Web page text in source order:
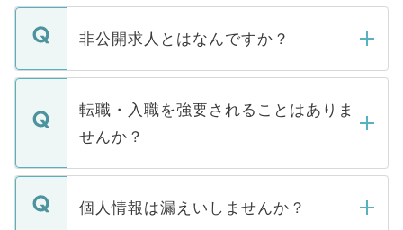
ご登録いただきましたら、弊社担当者がご
登録内容を確認し、その後メールもしくは
ます。通常、5営業日以内にはご連絡をせて
いただきますので、しばらくお待ちくださ
非公開求人とはなんですか？
マイナビDOCTORで取り扱っている求人の
うち約3割は、Webサイトからご覧いただ
けない「非公開求人」です。非公開求人は
下記の理由によって、一般には公開してい
ません。
■応募殺到を避けるため 人気のある医療機
転職・入職を強要されることはありま
せんか？
転職・入職を強要することは一切ありませ
ん。また、仮に応募先から内定をいただい
個人情報は漏えいしませんか？